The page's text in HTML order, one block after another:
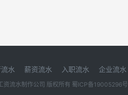
水 薪资流水 入职流水 企业流水
流水制作公司 版权所有 蜀ICP备19005296号